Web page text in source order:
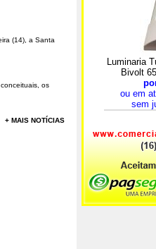
(14), a Santa
os
+ MAIS NOTÍCIAS